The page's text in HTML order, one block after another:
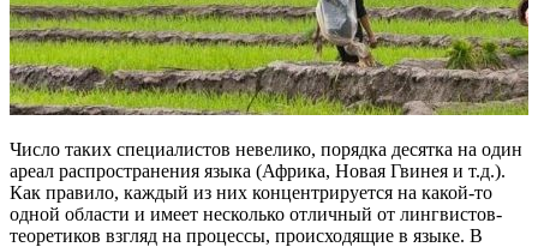
Число таких специалистов невелико, порядка десятка на один
ареал распространения языка (Африка, Новая Гвинея и т.д.).
Как правило, каждый из них концентрируется на какой-то
одной области и имеет несколько отличный от лингвистов-
теоретиков взгляд на процессы, происходящие в языке. В